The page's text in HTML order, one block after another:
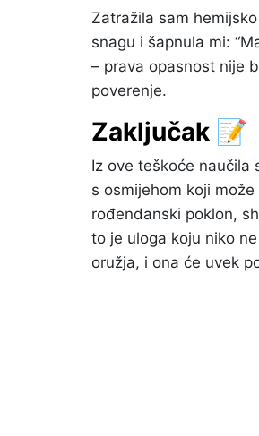
Zatražila sam
snagu i šapnula mi:
– prava opasnost nije
poverenje.
Zaključak 📝
Iz ove teškoće naučila
s osmijehom koji
rođendanski poklon,
to je uloga koju niko
oružja, i ona će uvek